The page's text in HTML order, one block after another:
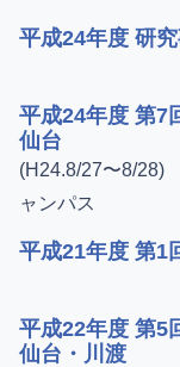
平成24年度 研
平成24年度 第7
仙台
(H24.8/27〜8/28)
ャンパス
平成21年度 第1
平成22年度 第5
仙台・川渡